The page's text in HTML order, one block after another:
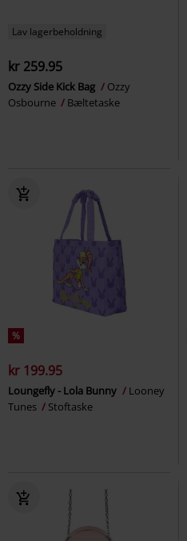
Lav lagerbeholdning
kr 259.95
Ozzy Side Kick Bag
Ozzy
Osbourne
Bæltetaske
%
kr 199.95
Loungefly - Lola Bunny
Looney
Tunes
Stoftaske